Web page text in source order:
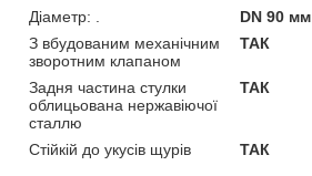
Діаметр: .
DN 90 мм
З вбудованим механічним
зворотним клапаном
ТАК
Задня частина стулки
облицьована нержавіючої
сталлю
ТАК
Стійкій до укусів щурів ТАК